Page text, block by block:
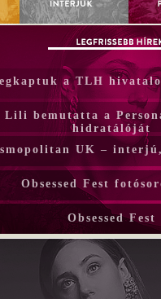
a TLH
Lili bemutatta a
hidratálóját
UK –
Obsessed Fest
Obsessed Fest